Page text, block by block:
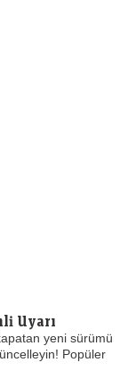
Uyarı
yeni sürümü
Popüler